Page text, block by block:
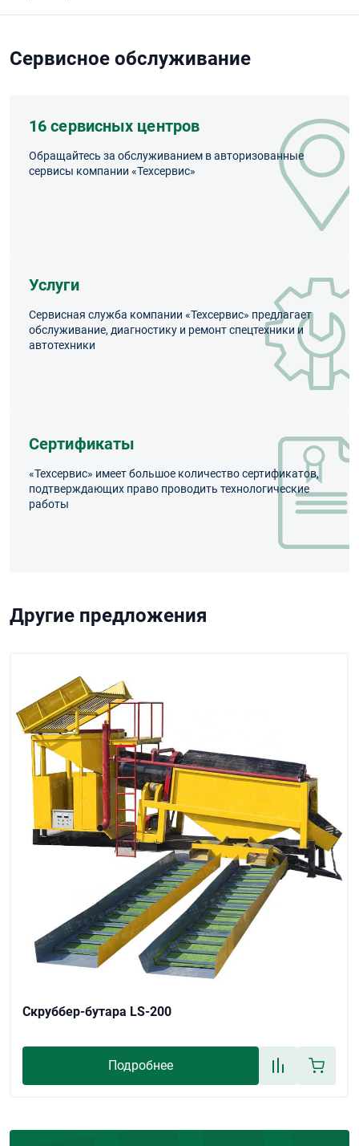
Сервисное обслуживание
16 сервисных центров
Обращайтесь за обслуживанием в авторизованные
сервисы компании «Техсервис»
Услуги
Сервисная служба компании «Техсервис» предлагает
обслуживание, диагностику и ремонт спецтехники и
автотехники
Сертификаты
«Техсервис» имеет большое количество сертификатов,
подтверждающих право проводить технологические
работы
Другие предложения
Скруббер-бутара LS-200
Подробнее